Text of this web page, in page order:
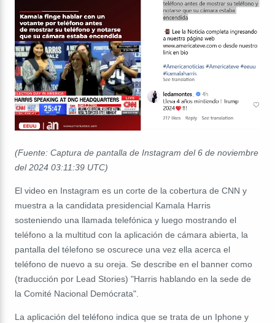
(Fuente: Captura de pantalla de Instagram del 6 de noviembre
del 2024 03:11:39 UTC)
El video en Instagram es un corte de la cobertura de CNN y
muestra a la candidata presidencial Kamala Harris
sosteniendo una llamada telefónica y luego mostrando el
teléfono a la multitud con la aplicación de cámara abierta, la
pantalla del télefono se oscurece una vez ella acerca el
teléfono de nuevo a su oreja. Se describe en el banner como
(traducción por Lead Stories) "Harris hablando en la sede de
la Comité Nacional Demócrata".
La aplicación del teléfono indica que se trata de un Iphone y